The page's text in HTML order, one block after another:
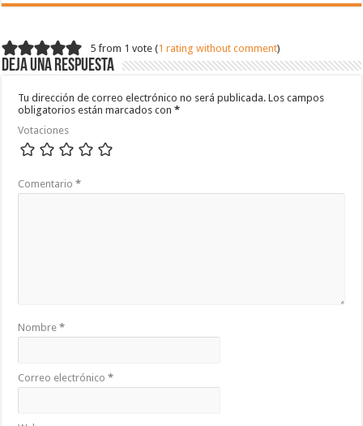
5 from 1 vote (1 rating without comment)
Deja una respuesta
Tu dirección de correo electrónico no será publicada. Los campos
obligatorios están marcados con*
Votaciones
Comentario*
Nombre*
Correo electrónico*